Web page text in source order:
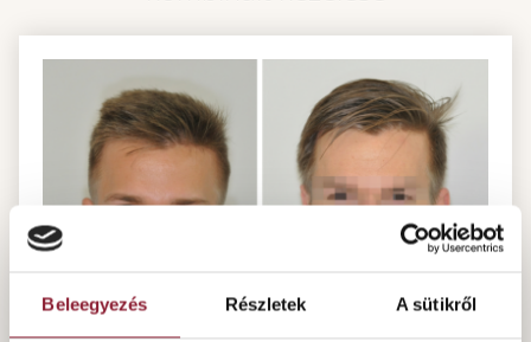
Beleegyezés Részletek A sütikről